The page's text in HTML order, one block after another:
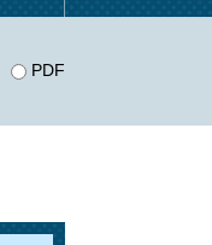
PDF